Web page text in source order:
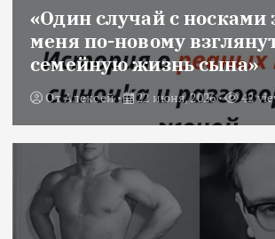
«Один случай с носками
меня по-новому
семейную жизнь сына»
ОтАлексей 22 июня, 2026 42